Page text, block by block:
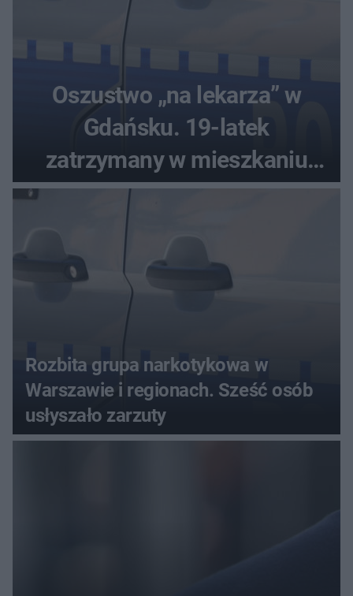
Oszustwo „na lekarza” w
Gdańsku. 19-latek
zatrzymany w mieszkaniu
seniora
Rozbita grupa narkotykowa w
Warszawie i regionach. Sześć osób
usłyszało zarzuty